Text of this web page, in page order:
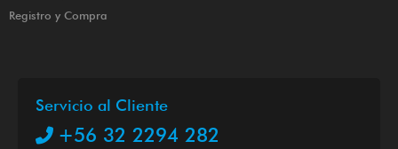
Registro y Compra
Servicio al Cliente
+56 32 2294 282